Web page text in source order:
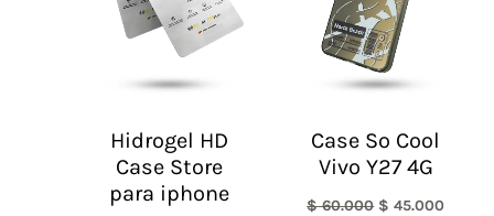
Hidrogel HD
Case Store
para iphone
Case So Cool
Vivo Y27 4G
$60.000 $ 45.000